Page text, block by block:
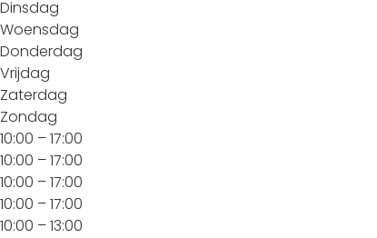
Dinsdag
Woensdag
Donderdag
Vrijdag
Zaterdag
Zondag
10:00 – 17:00
10:00 – 17:00
10:00 – 17:00
10:00 – 17:00
10:00 – 13:00